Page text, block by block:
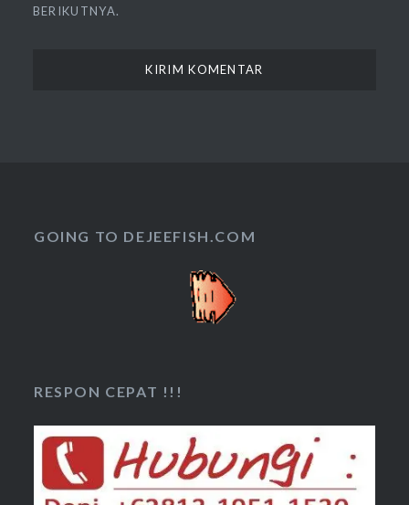
BERIKUTNYA.
GOING TO DEJEEFISH.COM
RESPON CEPAT !!!